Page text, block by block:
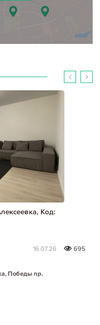
Код:
16.07.26
695
Победы пр.